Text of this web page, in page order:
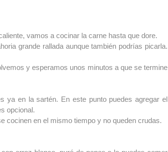
vamos a cocinar la carne hasta que dore.
grande rallada aunque también podrías picarla.
y esperamos unos minutos a que se termine
ya en la sartén. En este punto puedes agregar el
opcional.
cocinen en el mismo tiempo y no queden crudas.